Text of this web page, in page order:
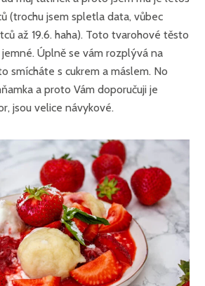
(trochu jsem spletla data, vůbec
až 19.6. haha). Toto tvarohové těsto
Úplně se vám rozplývá na
smícháte s cukrem a máslem. No
a proto Vám doporučuji je
jsou velice návykové.